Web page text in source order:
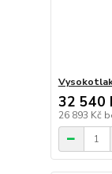
32 540
26 893 Kč